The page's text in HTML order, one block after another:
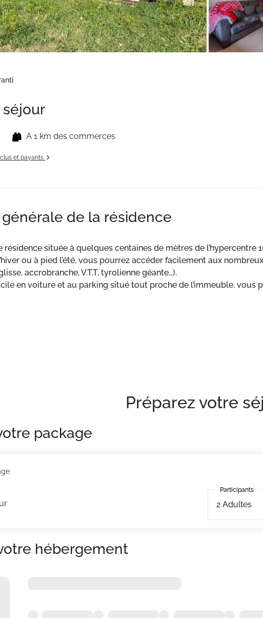
séjour
A 1 km des commerces
et payants
de la résidence
résidence située à quelques centaines de mètres de l’hypercentre
ou à pied l’été, vous pourrez accéder facilement aux
accrobranche, V.T.T, tyrolienne géante…).
en voiture et au parking situé tout proche de l’immeuble,
Préparez votre
package
Participants
2 Adultes
Participants
hébergement